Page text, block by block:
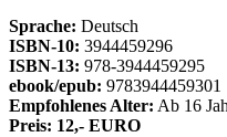
Sprache: Deutsch
ISBN-10: 3944459296
ISBN-13: 978-3944459295
ebook/epub: 9783944459301
Empfohlenes Alter: Ab 16
Preis: 12,- EURO